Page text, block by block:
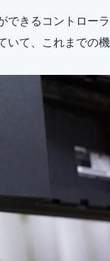
できるコントローラ
いて、これまでの機